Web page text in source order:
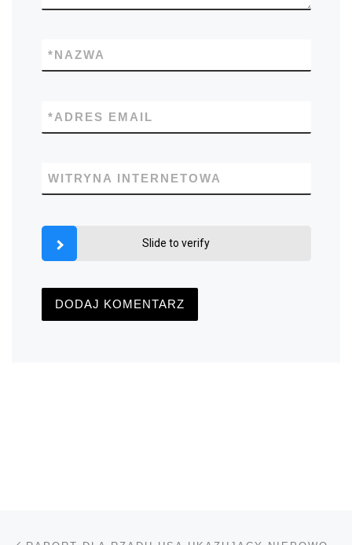
NAZWA
*
ADRES EMAIL
*
WITRYNA INTERNETOWA
Slide to verify
Nawigacja wpisu